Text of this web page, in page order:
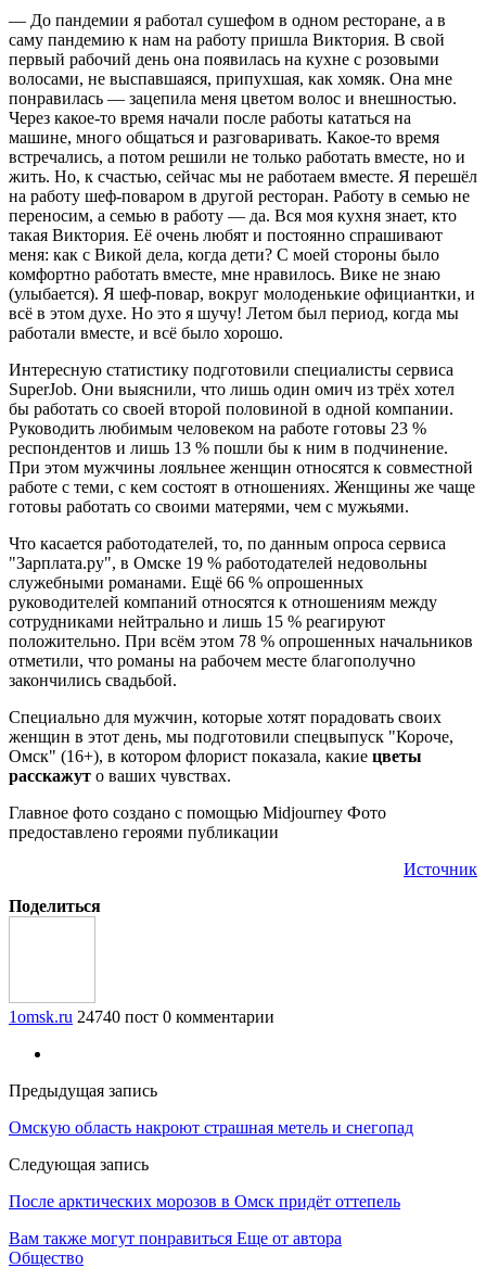
— До пандемии я работал сушефом в одном ресторане, а в
саму пандемию к нам на работу пришла Виктория. В свой
первый рабочий день она появилась на кухне с розовыми
волосами, не выспавшаяся, припухшая, как хомяк. Она мне
понравилась — зацепила меня цветом волос и внешностью.
Через какое-то время начали после работы кататься на
машине, много общаться и разговаривать. Какое-то время
встречались, а потом решили не только работать вместе, но и
жить. Но, к счастью, сейчас мы не работаем вместе. Я перешёл
на работу шеф-поваром в другой ресторан. Работу в семью не
переносим, а семью в работу — да. Вся моя кухня знает, кто
такая Виктория. Её очень любят и постоянно спрашивают
меня: как с Викой дела, когда дети? С моей стороны было
комфортно работать вместе, мне нравилось. Вике не знаю
(улыбается). Я шеф-повар, вокруг молоденькие официантки, и
всё в этом духе. Но это я шучу! Летом был период, когда мы
работали вместе, и всё было хорошо.
Интересную статистику подготовили специалисты сервиса
SuperJob. Они выяснили, что лишь один омич из трёх хотел
бы работать со своей второй половиной в одной компании.
Руководить любимым человеком на работе готовы 23 %
респондентов и лишь 13 % пошли бы к ним в подчинение.
При этом мужчины лояльнее женщин относятся к совместной
работе с теми, с кем состоят в отношениях. Женщины же чаще
готовы работать со своими матерями, чем с мужьями.
Что касается работодателей, то, по данным опроса сервиса
"Зарплата.ру", в Омске 19 % работодателей недовольны
служебными романами. Ещё 66 % опрошенных
руководителей компаний относятся к отношениям между
сотрудниками нейтрально и лишь 15 % реагируют
положительно. При всём этом 78 % опрошенных начальников
отметили, что романы на рабочем месте благополучно
закончились свадьбой.
Специально для мужчин, которые хотят порадовать своих
женщин в этот день, мы подготовили спецвыпуск "Короче,
Омск" (16+), в котором флорист показала, какие цветы
расскажут о ваших чувствах.
Главное фото создано с помощью Midjourney Фото
предоставлено героями публикации
Источник
Поделиться
1omsk.ru 24740 пост 0 комментарии
Предыдущая запись
Омскую область накроют страшная метель и снегопад
Следующая запись
После арктических морозов в Омск придёт оттепель
Вам также могут понравиться Еще от автора
Общество